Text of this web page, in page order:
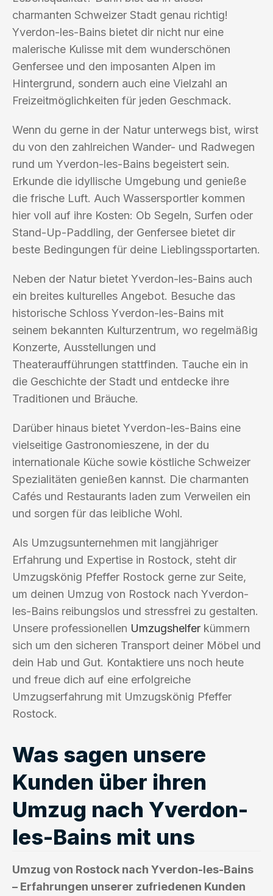
charmanten Schweizer Stadt genau richtig!
Yverdon-les-Bains bietet dir nicht nur eine
malerische Kulisse mit dem wunderschönen
Genfersee und den imposanten Alpen im
Hintergrund, sondern auch eine Vielzahl an
Freizeitmöglichkeiten für jeden Geschmack.
Wenn du gerne in der Natur unterwegs bist, wirst
du von den zahlreichen Wander- und Radwegen
rund um Yverdon-les-Bains begeistert sein.
Erkunde die idyllische Umgebung und genieße
die frische Luft. Auch Wassersportler kommen
hier voll auf ihre Kosten: Ob Segeln, Surfen oder
Stand-Up-Paddling, der Genfersee bietet dir
beste Bedingungen für deine Lieblingssportarten.
Neben der Natur bietet Yverdon-les-Bains auch
ein breites kulturelles Angebot. Besuche das
historische Schloss Yverdon-les-Bains mit
seinem bekannten Kulturzentrum, wo regelmäßig
Konzerte, Ausstellungen und
Theateraufführungen stattfinden. Tauche ein in
die Geschichte der Stadt und entdecke ihre
Traditionen und Bräuche.
Darüber hinaus bietet Yverdon-les-Bains eine
vielseitige Gastronomieszene, in der du
internationale Küche sowie köstliche Schweizer
Spezialitäten genießen kannst. Die charmanten
Cafés und Restaurants laden zum Verweilen ein
und sorgen für das leibliche Wohl.
Als Umzugsunternehmen mit langjähriger
Erfahrung und Expertise in Rostock, steht dir
Umzugskönig Pfeffer Rostock gerne zur Seite,
um deinen Umzug von Rostock nach Yverdon-
les-Bains reibungslos und stressfrei zu gestalten.
Unsere professionellen Umzugshelfer kümmern
sich um den sicheren Transport deiner Möbel und
dein Hab und Gut. Kontaktiere uns noch heute
und freue dich auf eine erfolgreiche
Umzugserfahrung mit Umzugskönig Pfeffer
Rostock.
Was sagen unsere
Kunden über ihren
Umzug nach Yverdon-
les-Bains mit uns
Umzug von Rostock nach Yverdon-les-Bains
– Erfahrungen unserer zufriedenen Kunden